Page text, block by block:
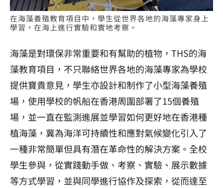
在海藻養殖教育項目中，學生從世界各地的海藻專家身上
學習，在海上進行實驗和實地考察。
海藻是對環保非常重要和有幫助的植物， THS的海
藻教育項目，不只聯絡世界各地的海藻專家為學校
提供寶貴意見， 學生亦設計和制作了小型海藻養殖
場，使用學校的帆船在香港周圍部署了15個養殖
場，並一直在監測進展並學習如何更好地在香港種
植海藻，冀為海洋可持續性和應對氣候變化引入了
一種非常簡單但具有潛在革命性的解決方案。全校
學生參與，從實踐動手做、考察、實驗、 展示數據
等方式學習，並與同學進行協作及探索，從而達至